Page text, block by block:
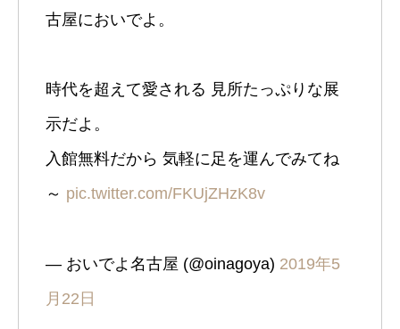
古屋においでよ。
時代を超えて愛される 見所たっぷりな展
示だよ。
入館無料だから 気軽に足を運んでみてね
～ pic.twitter.com/FKUjZHzK8v
— おいでよ名古屋 (@oinagoya) 2019年5
月22日